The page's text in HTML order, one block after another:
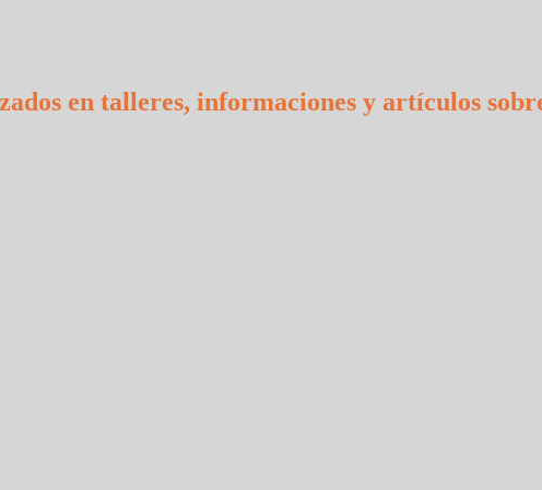
en talleres, informaciones y artículos